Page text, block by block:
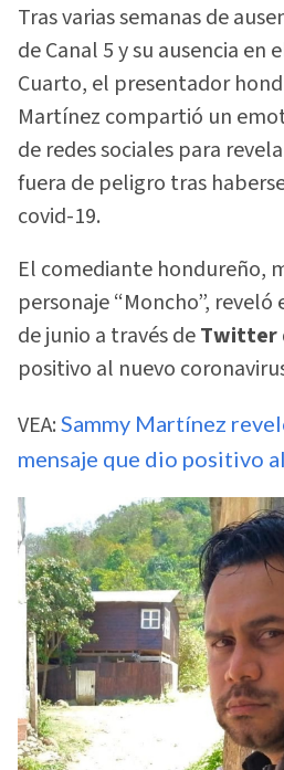
Tras varias semanas de
de Canal 5 y su ausencia en
Cuarto, el presentador
Martínez compartió un
de redes sociales para
fuera de peligro tras
covid-19.
El comediante hondureño,
personaje “Moncho”, reveló
de junio a través deTwitter
positivo al nuevo
VEA: Sammy Martínez
mensaje que dio positivo